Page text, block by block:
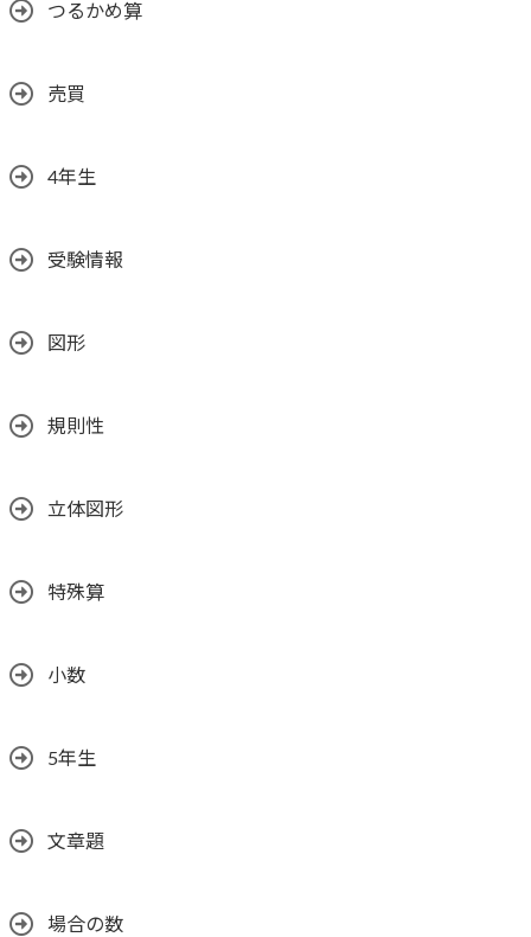
つるかめ算
売買
4年生
受験情報
図形
規則性
立体図形
特殊算
小数
5年生
文章題
場合の数